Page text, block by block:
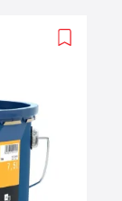
Add